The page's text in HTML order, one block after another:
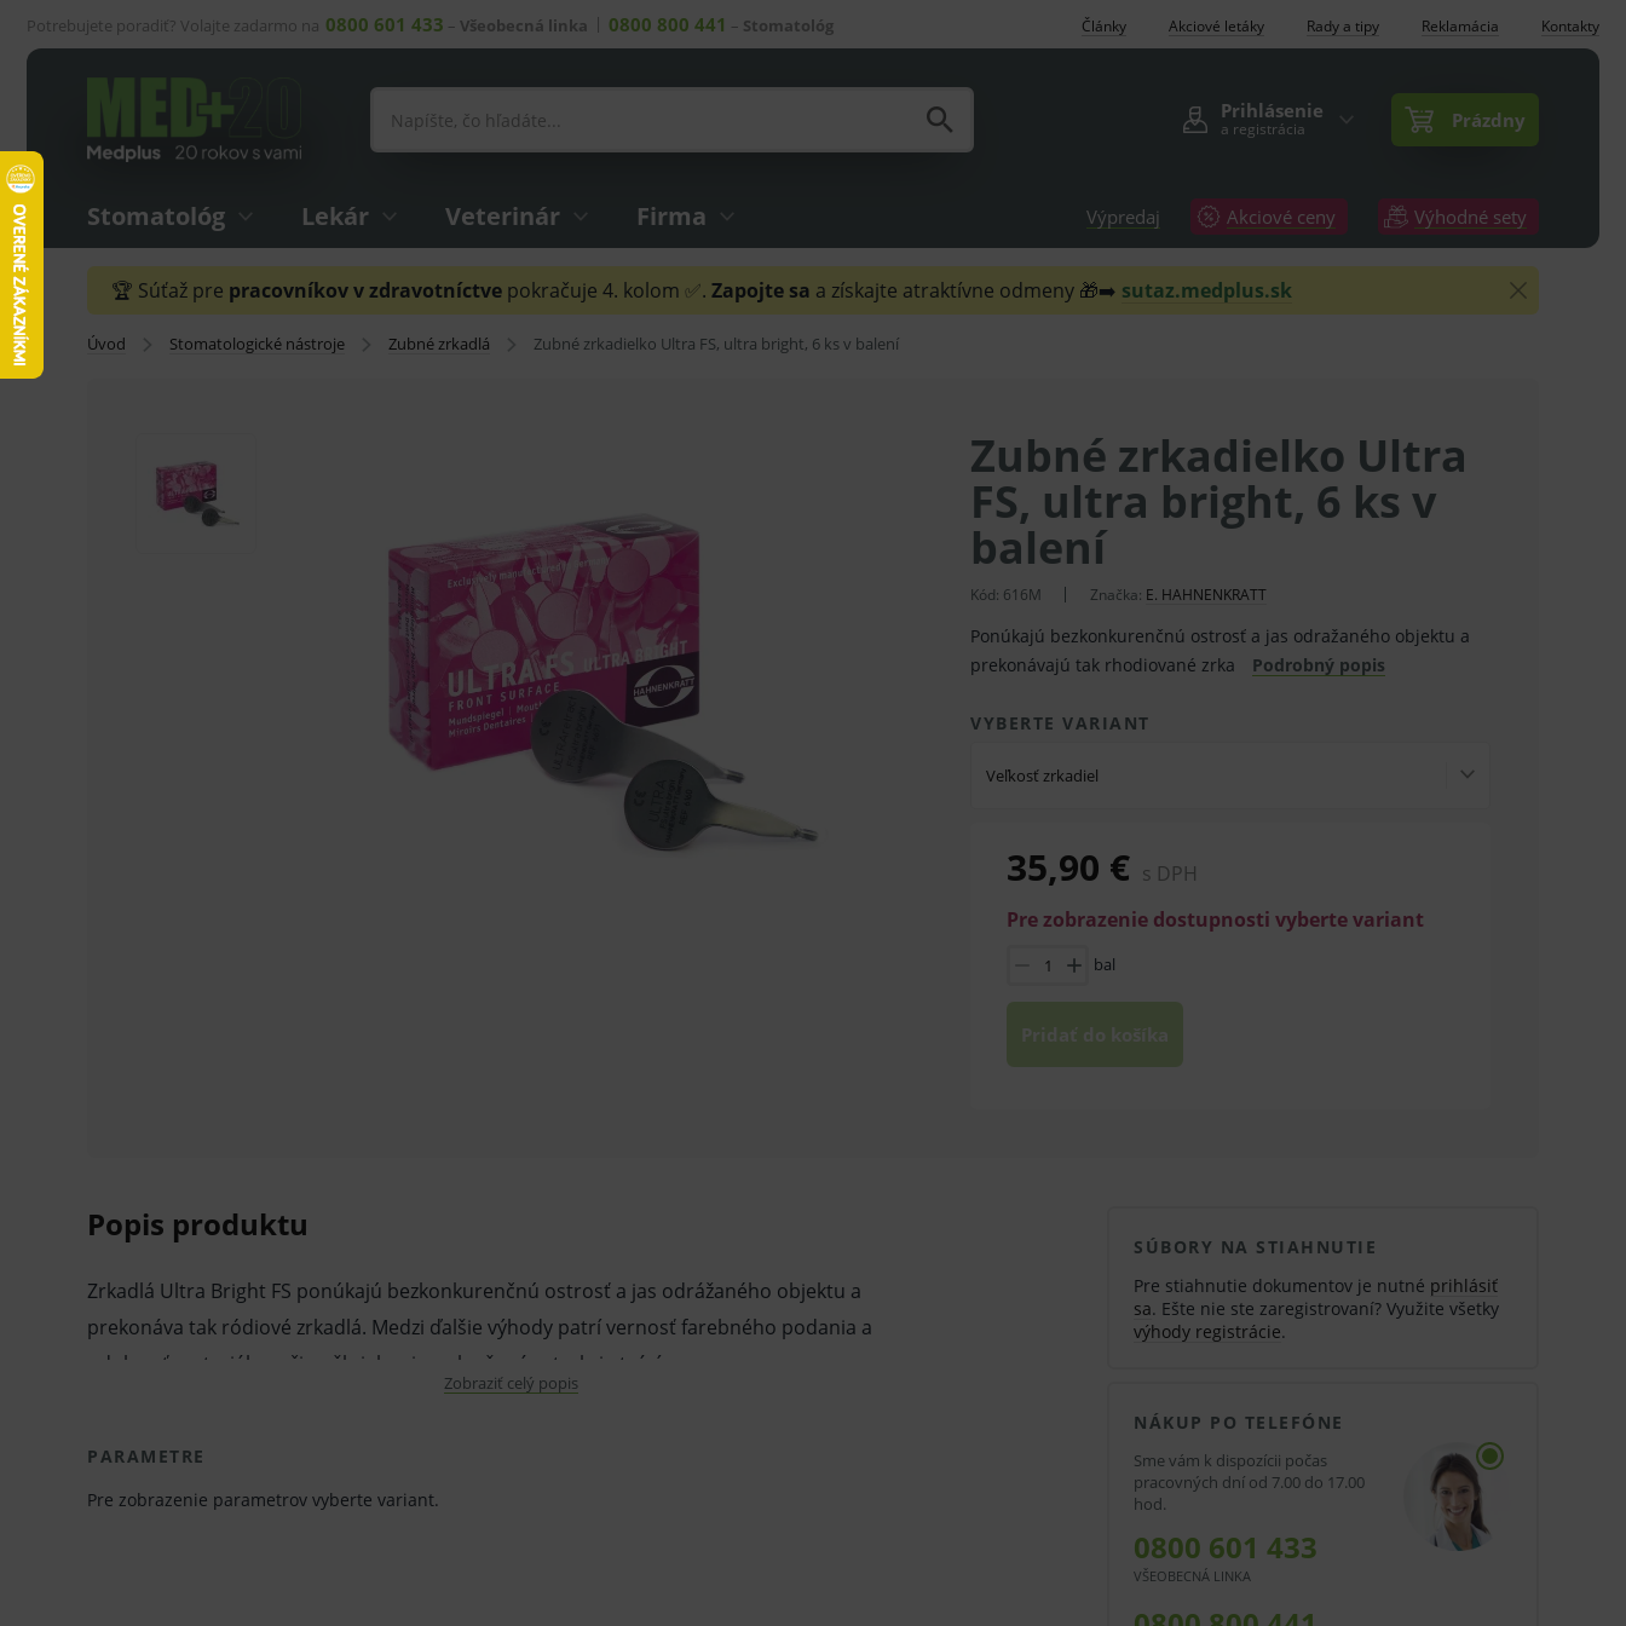
Potrebujete poradiť? Volajte zadarmo na 0800 601 433 – Všeobecná linka 0800 800 441 – Stomatológ Články Akciové letáky Rady a tipy Reklamácia Kontakty
Prihlásenie
a registrácia Prázdny
Stomatológ Lekár Veterinár Firma Výpredaj Akciové ceny Výhodné sety
🏆 Súťaž pre pracovníkov v zdravotníctve pokračuje 4. kolom ✅. Zapojte sa a získajte atraktívne odmeny 🎁➡️ sutaz.medplus.sk
Úvod Stomatologické nástroje Zubné zrkadlá Zubné zrkadielko Ultra FS, ultra bright, 6 ks v balení
Zubné zrkadielko Ultra
FS, ultra bright, 6 ks v
balení
Kód: 616M Značka: E. HAHNENKRATT
Ponúkajú bezkonkurenčnú ostrosť a jas odražaného objektu a
prekonávajú tak rhodiované zrka
Podrobný popis
VYBERTE VARIANT
Veľkosť zrkadiel
35,90 € s DPH
Pre zobrazenie dostupnosti vyberte variant
bal
Pridať do košíka
Popis produktu
Zrkadlá Ultra Bright FS ponúkajú bezkonkurenčnú ostrosť a jas odrážaného objektu a
prekonáva tak ródiové zrkadlá. Medzi ďalšie výhody patrí vernosť farebného podania a
odolnosť materiálu voči poškriabaniu a zlepšená retrakcia tvárí.
ródiové zrkadlá.
Zobraziť celý popis
PARAMETRE
Pre zobrazenie parametrov vyberte variant.
SÚBORY NA STIAHNUTIE
Pre stiahnutie dokumentov je nutné prihlásiť
sa. Ešte nie ste zaregistrovaní? Využite všetky
výhody registrácie.
NÁKUP PO TELEFÓNE
Sme vám k dispozícii počas
pracovných dní od 7.00 do 17.00
hod.
0800 601 433
VŠEOBECNÁ LINKA